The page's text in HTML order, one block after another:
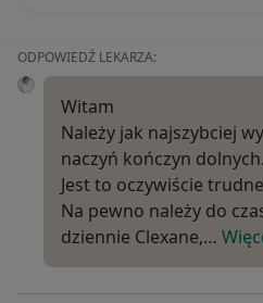
ODPOWIEDŹ LEKARZA:
Witam
Należy jak najszybciej
naczyń kończyn dolnych.
Jest to oczywiście
Na pewno należy do
dziennie Clexane,…